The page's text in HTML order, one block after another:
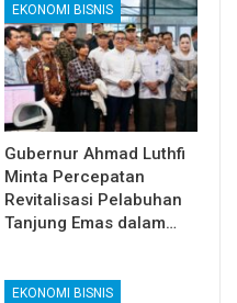
EKONOMI BISNIS
Gubernur Ahmad Luthfi
Minta Percepatan
Revitalisasi Pelabuhan
Tanjung Emas dalam…
EKONOMI BISNIS